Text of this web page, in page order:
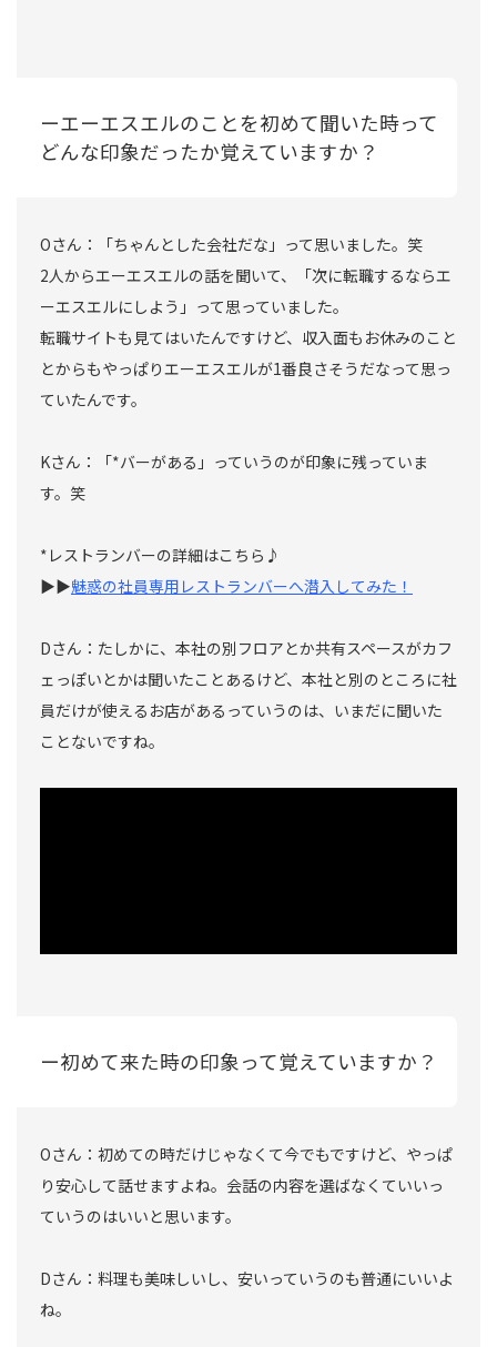
ーエーエスエルのことを初めて聞いた時って
どんな印象だったか覚えていますか？
Oさん：「ちゃんとした会社だな」って思いました。笑
2人からエーエスエルの話を聞いて、「次に転職するならエ
ーエスエルにしよう」って思っていました。
転職サイトも見てはいたんですけど、収入面もお休みのこと
とからもやっぱりエーエスエルが1番良さそうだなって思っ
ていたんです。
Kさん：「*バーがある」っていうのが印象に残っていま
す。笑
*レストランバーの詳細はこちら♪
▶▶魅惑の社員専用レストランバーへ潜入してみた！
Dさん：たしかに、本社の別フロアとか共有スペースがカフ
ェっぽいとかは聞いたことあるけど、本社と別のところに社
員だけが使えるお店があるっていうのは、いまだに聞いた
ことないですね。
ー初めて来た時の印象って覚えていますか？
Oさん：初めての時だけじゃなくて今でもですけど、やっぱ
り安心して話せますよね。会話の内容を選ばなくていいっ
ていうのはいいと思います。
Dさん：料理も美味しいし、安いっていうのも普通にいいよ
ね。